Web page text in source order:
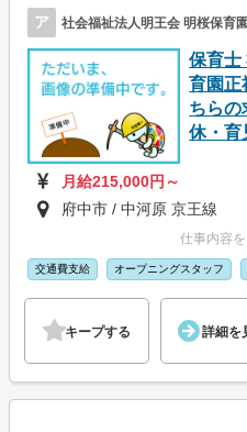
ア 社会福祉法人明王会 明桜保育園
保育士
育園
ちら
休・育
月給215,000円～
府中市 / 中河原 京王線
仕事内容
交通費支給 オープニングスタッフ
キープする 詳細を